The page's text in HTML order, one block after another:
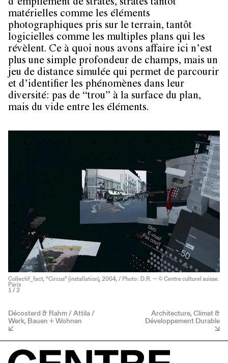
d’empilement de strates, strates tantôt
matérielles comme les éléments
photographiques pris sur le terrain, tantôt
logicielles comme les multiples plans qui les
révèlent. Ce à quoi nous avons affaire ici n’est
plus une simple profondeur de champs, mais un
jeu de distance simulée qui permet de parcourir
et d’identifier les phénomènes dans leur
diversité: pas de “trou” à la surface du plan,
mais du vide entre les éléments.
Collectif_fact, “Circus” (installation), 2004, / Photo : D.R. — © Centre culturel suisse.
Paris
1 / 2
Décosterd & Rahm / Attila /
Werk, Bauen + Wohnen
Architecture, Climat &
Développement Durable